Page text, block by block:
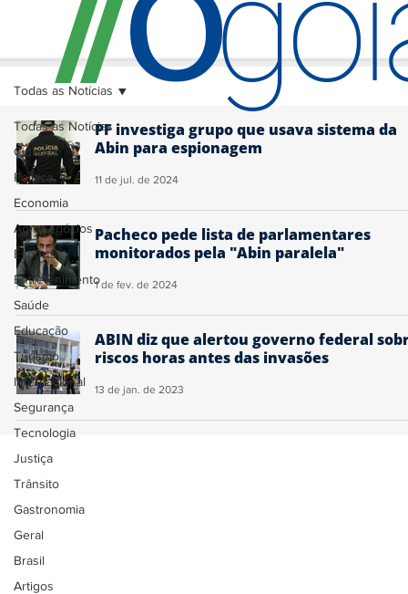
Todas as Notícias
Cidades
Política
Economia
Agronegócios
Esporte
Entretenimento
Saúde
Educação
Turismo
Internacional
Segurança
Tecnologia
Justiça
Trânsito
Gastronomia
Geral
Brasil
Artigos
Todas as Notícias
PF investiga grupo que usava sistema da
Abin para espionagem
11 de jul. de 2024
Pacheco pede lista de parlamentares
monitorados pela "Abin paralela"
1 de fev. de 2024
ABIN diz que alertou governo federal
riscos horas antes das invasões
13 de jan. de 2023